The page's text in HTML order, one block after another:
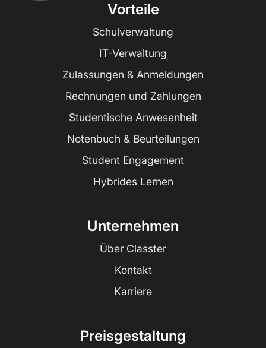
Vorteile
Schulverwaltung
IT-Verwaltung
Zulassungen & Anmeldungen
Rechnungen und Zahlungen
Studentische Anwesenheit
Notenbuch & Beurteilungen
Student Engagement
Hybrides Lernen
Unternehmen
Über Classter
Kontakt
Karriere
Preisgestaltung